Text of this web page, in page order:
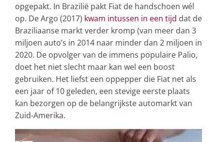
opgepakt. In Brazilië pakt Fiat de handschoen wél
op. De Argo (2017) kwam intussen in een tijd dat de
Braziliaanse markt verder kromp (van meer dan 3
miljoen auto’s in 2014 naar minder dan 2 miljoen in
2020. De opvolger van de immens populaire Palio,
doet het niet slecht maar kan wel een boost
gebruiken. Het liefst een oppepper die Fiat net als
een jaar of 10 geleden, een stevige eerste plaats
kan bezorgen op de belangrijkste automarkt van
Zuid-Amerika.